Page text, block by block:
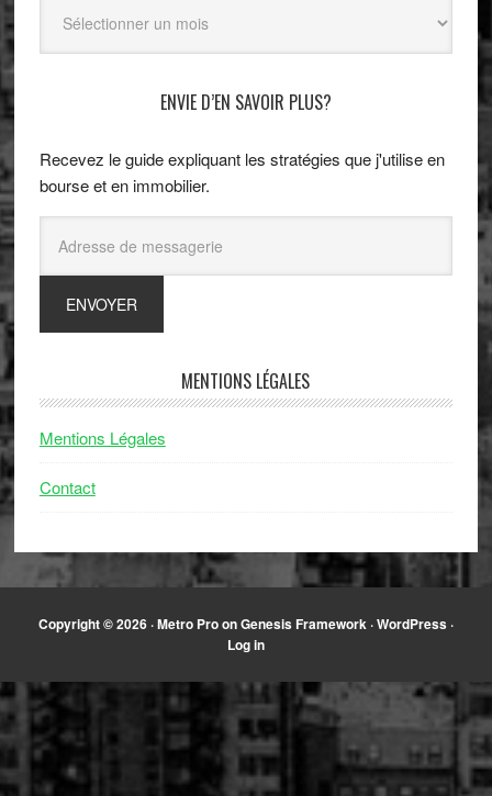
ENVIE D’EN SAVOIR PLUS?
Recevez le guide expliquant les stratégies que j'utilise en
bourse et en immobilier.
MENTIONS LÉGALES
Mentions Légales
Contact
Copyright © 2026 ·Metro ProonGenesis Framework ·WordPress ·
Log in